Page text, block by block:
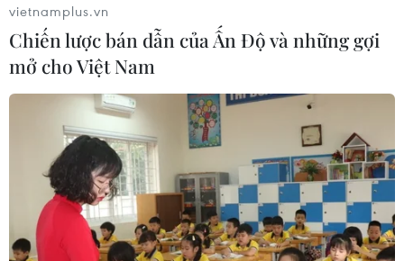
vietnamplus.vn
Chiến lược bán dẫn của Ấn Độ và những gợi
mở cho Việt Nam